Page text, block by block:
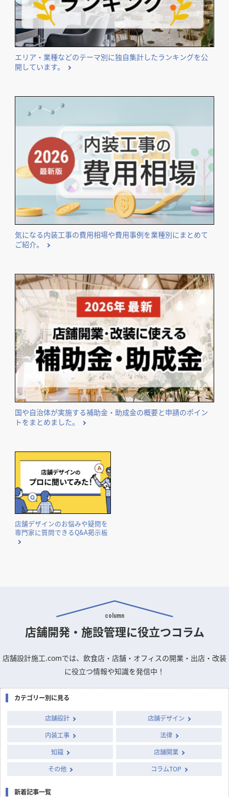
エリア・業種などのテーマ別に独自集計したランキングを公
開しています。
気になる内装工事の費用相場や費用事例を業種別にまとめて
ご紹介。
国や自治体が実施する補助金・助成金の概要と申請のポイン
トをまとめました。
店舗デザインのお悩みや疑問を
専門家に質問できるQ&A掲示板
column
店舗開発・施設管理に役立つコラム
店舗設計施工.comでは、飲食店・店舗・オフィスの開業・出店・改装
に役立つ情報や知識を発信中！
カテゴリー別に見る
店舗設計
店舗デザイン
内装工事
法律
知識
店舗開業
その他
コラムTOP
新着記事一覧